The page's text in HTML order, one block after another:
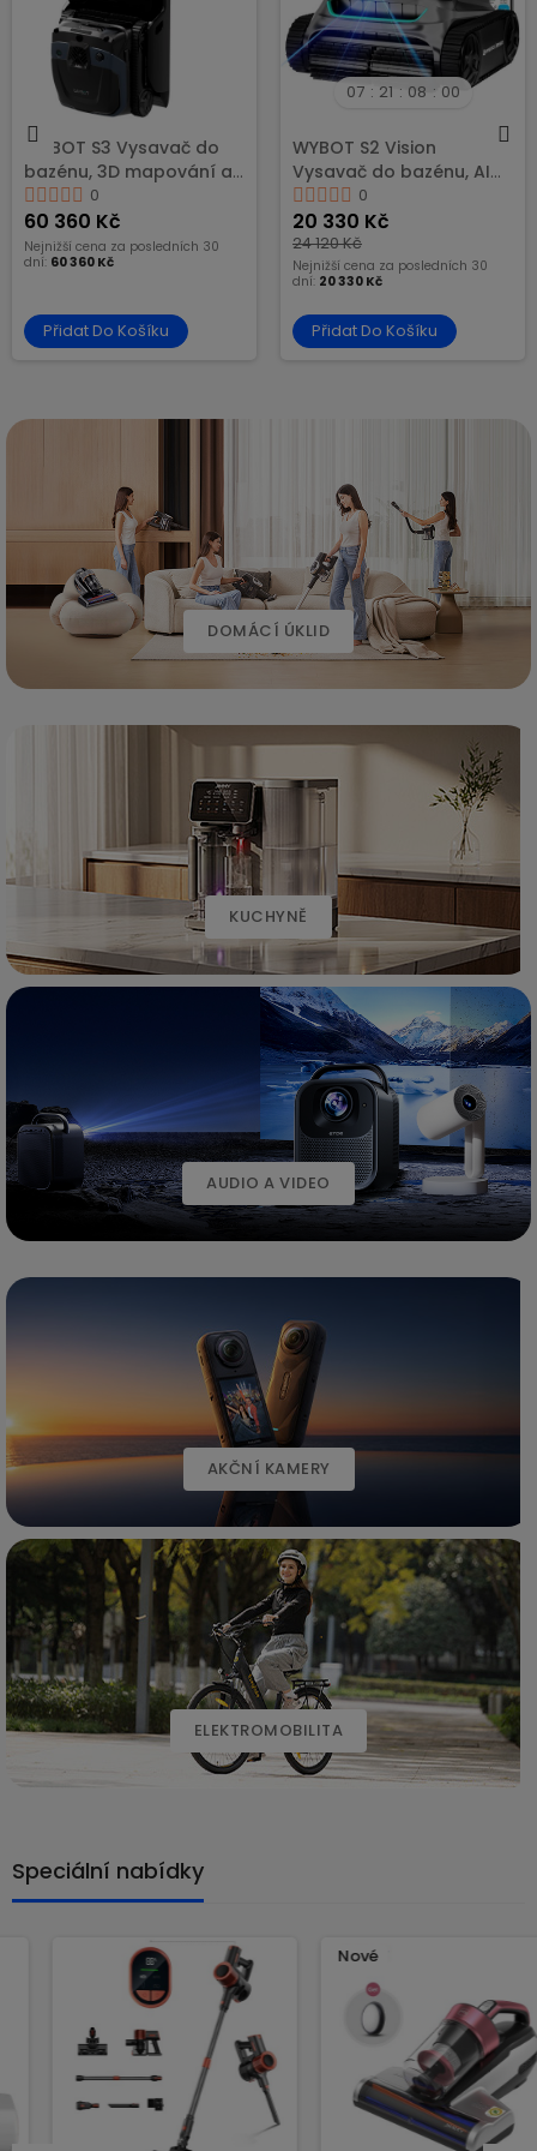
WYBOT S3 Vysavač do
bazénu, 3D mapování a
chytrá navigace, výdrž
180 minut, nádoba na
nečistoty 10 l
0
60 360 Kč
Nejnižší cena za posledních 30
dní: 60 360 Kč
Přidat Do Košíku
07 21 07 59
WYBOT S2 Vision
Vysavač do bazénu, AI
učení s navigací pomocí
vizuální kamery
0
20 330 Kč
24 120 Kč
Nejnižší cena za posledních 30
dní: 20 330 Kč
Přidat Do Košíku
DOMÁCÍ ÚKLID
KUCHYNĚ
AUDIO A VIDEO
AKČNÍ KAMERY
ELEKTROMOBILITA
Speciální nabídky